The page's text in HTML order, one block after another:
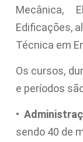
Mecânica,
Edificações,
Técnica em
Os cursos,
e períodos
•
sendo 40 de